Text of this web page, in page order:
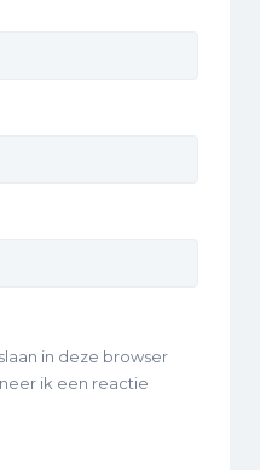
in deze browser
ik een reactie